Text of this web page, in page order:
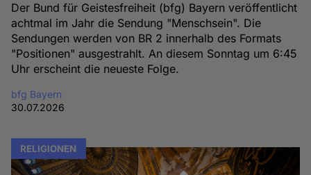
Der Bund für Geistesfreiheit (bfg) Bayern veröffentlicht
achtmal im Jahr die Sendung "Menschsein". Die
Sendungen werden von BR 2 innerhalb des Formats
"Positionen" ausgestrahlt. An diesem Sonntag um 6:45
Uhr erscheint die neueste Folge.
bfg Bayern
30.07.2026
RELIGIONEN